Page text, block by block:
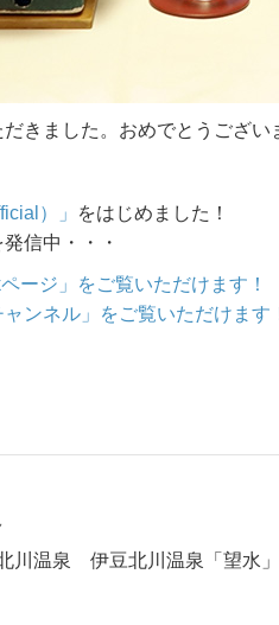
きました。おめでとうござい
）」
をはじめました！
信中・・・
ージ」をご覧いただけます！
ンネル」をご覧いただけます
川温泉 伊豆北川温泉「望水」